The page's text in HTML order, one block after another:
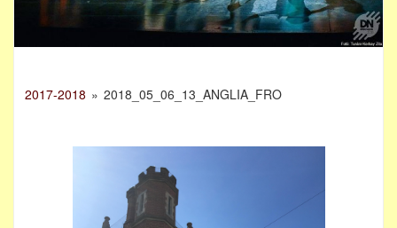
2017-2018 » 2018_05_06_13_ANGLIA_FRO